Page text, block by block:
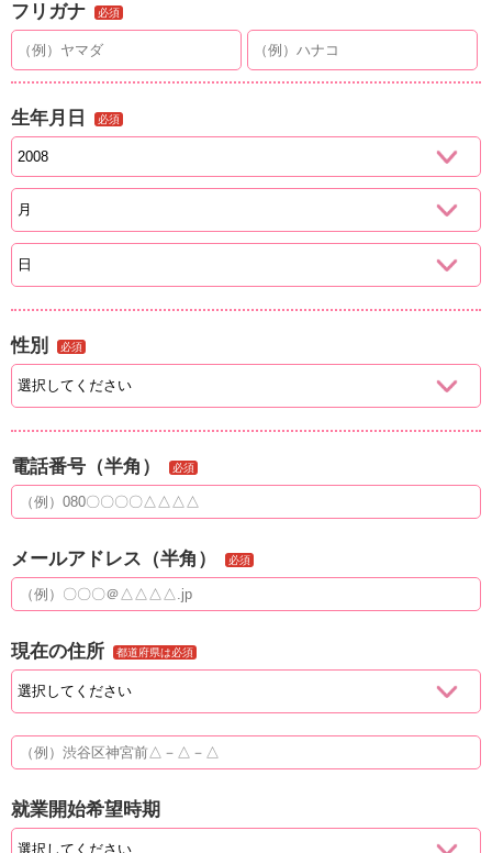
フリガナ 必須
生年月日 必須
性別 必須
電話番号（半角） 必須
メールアドレス（半角） 必須
現在の住所 都道府県は必須
就業開始希望時期